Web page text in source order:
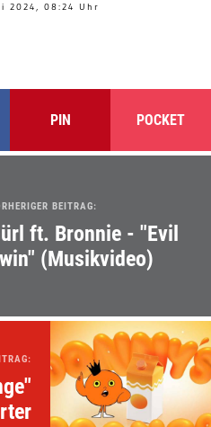
2024, 08:24 Uhr
PIN POCKET
BEITRAG:
ft. Bronnie - "Evil
(Musikvideo)